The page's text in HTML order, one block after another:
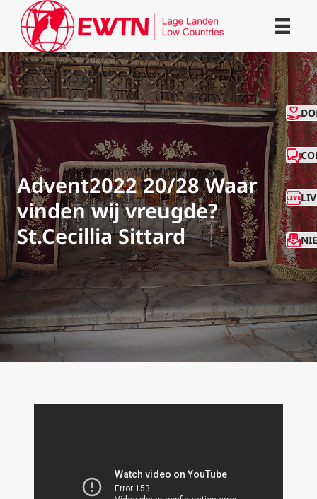
Advent2022 20/28 Waar
vinden wij vreugde?
St.Cecillia Sittard